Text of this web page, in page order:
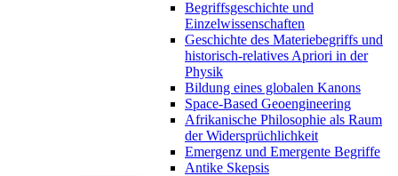
Begriffsgeschichte und
Einzelwissenschaften
Geschichte des Materiebegriffs und
historisch-relatives Apriori in der
Physik
Bildung eines globalen Kanons
Space-Based Geoengineering
Afrikanische Philosophie als Raum
der Widersprüchlichkeit
Emergenz und Emergente Begriffe
Antike Skepsis